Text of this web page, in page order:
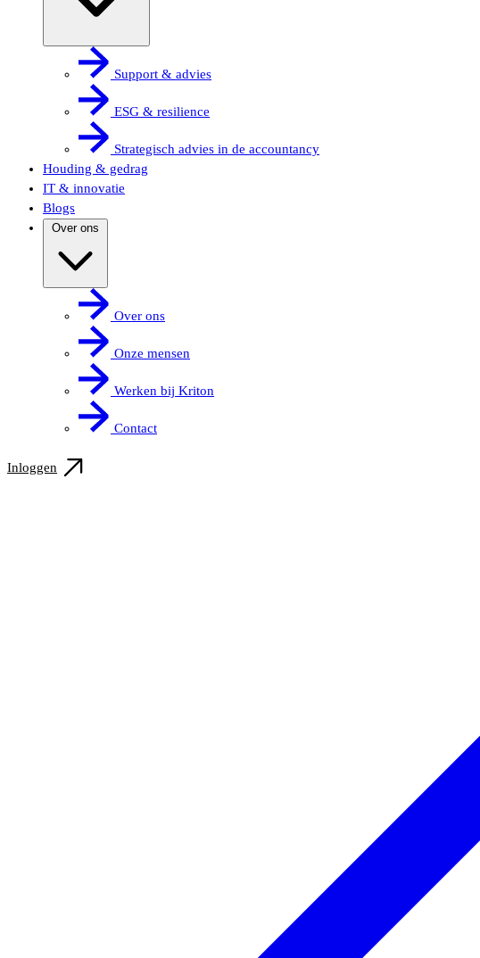
Support & advies
ESG & resilience
Strategisch advies in de accountancy
Houding & gedrag
IT & innovatie
Blogs
Over ons
Over ons
Onze mensen
Werken bij Kriton
Contact
Inloggen